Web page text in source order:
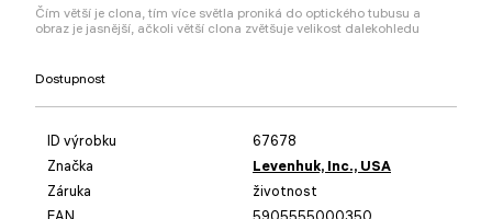
Čím větší je clona, tím více světla proniká do optického tubusu a
obraz je jasnější, ačkoli větší clona zvětšuje velikost dalekohledu
Dostupnost
ID výrobku
67678
Značka
Levenhuk, Inc., USA
Záruka
životnost
EAN
5905555000350